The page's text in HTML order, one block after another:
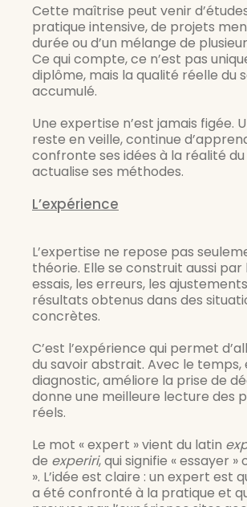
Cette maîtrise peut venir
pratique intensive, de projets
durée ou d’un mélange de
Ce qui compte, ce n’est pas
diplôme, mais la qualité réelle du
accumulé.
Une expertise n’est jamais figée.
reste en veille, continue
confronte ses idées à la réalité
actualise ses méthodes.
L’expérience
L’expertise ne repose pas
théorie. Elle se construit aussi par
essais, les erreurs, les
résultats obtenus dans des
concrètes.
C’est l’expérience qui permet
du savoir abstrait. Avec le temps,
diagnostic, améliore la prise de
donne une meilleure lecture des
réels.
Le mot « expert » vient du latin
de experiri, qui signifie « essayer »
». L’idée est claire : un expert est
a été confronté à la pratique et